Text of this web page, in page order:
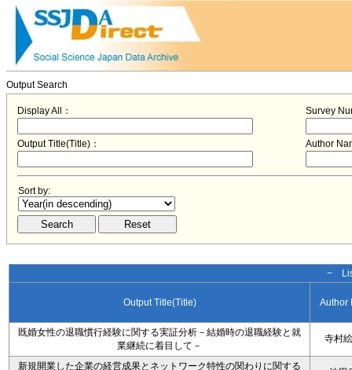
Output Search
Display All： Survey
Output Title(Title)： Author
Sort by:
−
Output Title(Title) Author
既婚女性の退職慣行経験に関する実証分析－結婚時の退職経験と就
業継続に着目して－
寺村
新規開業した企業の経営成果とネットワーク特性の関わりに関する